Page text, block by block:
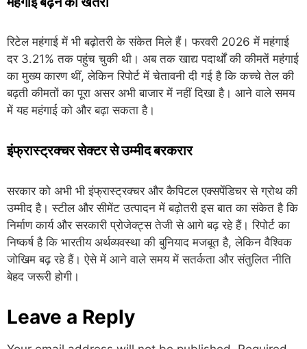
रिटेल महंगाई में भी बढ़ोतरी के संकेत मिले हैं। फरवरी 2026 में महंगाई
दर 3.21% तक पहुंच चुकी थी। अब तक खाद्य पदार्थों की कीमतें महंगाई
का मुख्य कारण थीं, लेकिन रिपोर्ट में चेतावनी दी गई है कि कच्चे तेल की
बढ़ती कीमतों का पूरा असर अभी बाजार में नहीं दिखा है। आने वाले समय
में यह महंगाई को और बढ़ा सकता है।
इंफ्रास्ट्रक्चर सेक्टर से उम्मीद बरकरार
सरकार को अभी भी इंफ्रास्ट्रक्चर और कैपिटल एक्सपेंडिचर से ग्रोथ की
उम्मीद है। स्टील और सीमेंट उत्पादन में बढ़ोतरी इस बात का संकेत है कि
निर्माण कार्य और सरकारी प्रोजेक्ट्स तेजी से आगे बढ़ रहे हैं। रिपोर्ट का
निष्कर्ष है कि भारतीय अर्थव्यवस्था की बुनियाद मजबूत है, लेकिन वैश्विक
जोखिम बढ़ रहे हैं। ऐसे में आने वाले समय में सतर्कता और संतुलित नीति
बेहद जरूरी होगी।
Leave a Reply